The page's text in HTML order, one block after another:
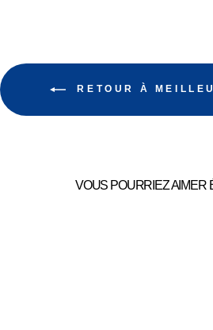
RETOUR À
VOUS POURRIEZ AIMER